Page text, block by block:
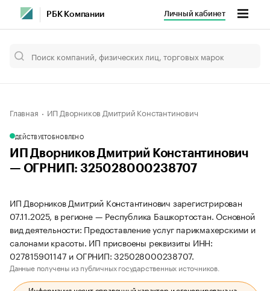
РБК Компании Личный кабинет
Главная ИП Дворников Дмитрий Константинович
ДЕЙСТВУЕТОБНОВЛЕНО
ИП Дворников Дмитрий Константинович
— ОГРНИП: 325028000238707
ИП Дворников Дмитрий Константинович зарегистрирован
07.11.2025, в регионе — Республика Башкортостан. Основной
вид деятельности: Предоставление услуг парикмахерскими и
салонами красоты. ИП присвоены реквизиты ИНН:
027815901147 и ОГРНИП: 325028000238707.
Данные получены из публичных государственных источников.